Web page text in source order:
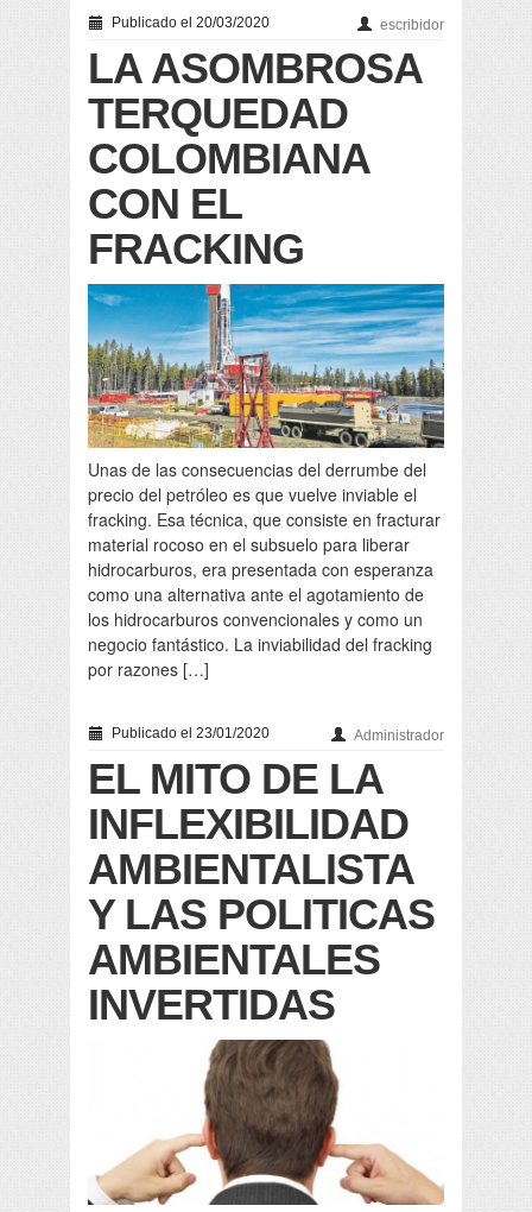
Publicado el 20/03/2020 escribidor
LA ASOMBROSA
TERQUEDAD
COLOMBIANA
CON EL
FRACKING
Unas de las consecuencias del derrumbe del
precio del petróleo es que vuelve inviable el
fracking. Esa técnica, que consiste en fracturar
material rocoso en el subsuelo para liberar
hidrocarburos, era presentada con esperanza
como una alternativa ante el agotamiento de
los hidrocarburos convencionales y como un
negocio fantástico. La inviabilidad del fracking
por razones […]
Publicado el 23/01/2020 Administrador
EL MITO DE LA
INFLEXIBILIDAD
AMBIENTALISTA
Y LAS POLITICAS
AMBIENTALES
INVERTIDAS